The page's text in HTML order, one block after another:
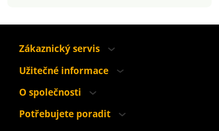
Zákaznický servis
Užitečné informace
O společnosti
Potřebujete poradit